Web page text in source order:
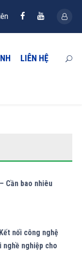
LIÊN HỆ
Cần bao nhiêu
nối công nghệ
nghề nghiệp cho